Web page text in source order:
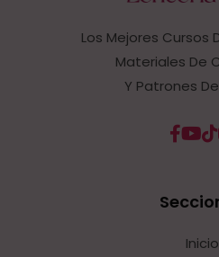
Los Mejores Cursos
Materiales De
Y Patrones
Inicio